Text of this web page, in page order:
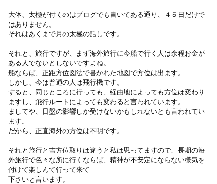
大体、太極が付くのはブログでも書いてある通り、４５日だけで
はありません。
それはあくまで月の太極の話しです。
それと、旅行ですが、まず海外旅行に今船で行く人は余程お金が
ある人でないとしないですよね。
船ならば、正距方位図法で書かれた地図で方位は出ます。
しかし、今は普通の人は飛行機です。
すると、同じところに行っても、経由地によっても方位は変わり
ますし、飛行ルートによっても変わると言われています。
ましてや、日盤の影響しか受けないかもしれないとも言われてい
ます。
だから、正直海外の方位は不明です。
それと旅行と吉方位取りは違うと私は思ってますので、長期の海
外旅行で色々な所に行くならば、精神が不安定にならない様気を
付けて楽しんで行って来て
下さいと言います。